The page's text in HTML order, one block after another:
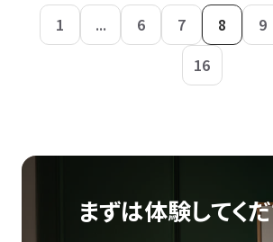
1 ... 6 7 8 9
16
まずは体験してくだ